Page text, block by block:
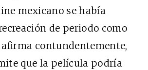
mexicano se había
de periodo como
afirma contundentemente,
que la película podría